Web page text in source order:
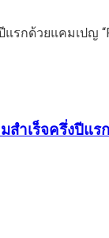
สำเร็จครึ่งปีแ